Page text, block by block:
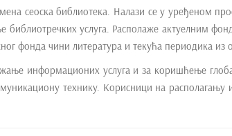
сеоска библиотека. Налази се у уређеном
услуга. Располаже актуелним
фонда чини литература и текућа периодика
информационих услуга и за коришћење
технику. Корисници на располагању